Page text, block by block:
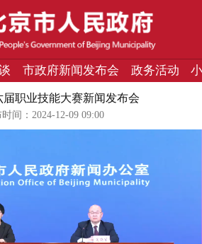
市政府新闻发布会 政务活动
届职业技能大赛新闻发布会
间：2024-12-09 09:00